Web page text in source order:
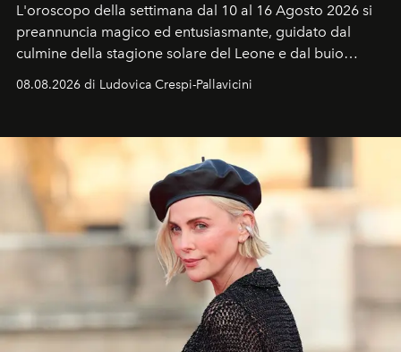
L'oroscopo della settimana dal 10 al 16 Agosto 2026 si
preannuncia magico ed entusiasmante, guidato dal
culmine della stagione solare del Leone e dal buio
ideale per la notte delle Perseidi.
08.08.2026 di Ludovica Crespi-Pallavicini